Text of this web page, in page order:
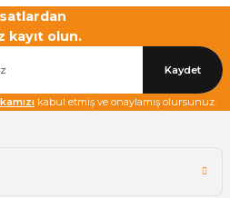
kayıt olun.
Kaydet
kabul etmiş ve onaylamış olursunuz.